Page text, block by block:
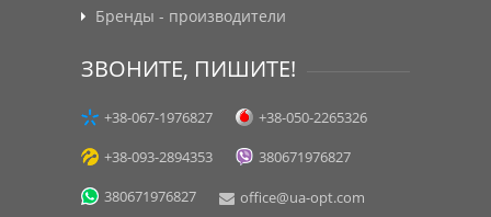
Бренды - производители
ЗВОНИТЕ, ПИШИТЕ!
+38-067-1976827
+38-050-2265326
+38-093-2894353
380671976827
380671976827
office@ua-opt.com